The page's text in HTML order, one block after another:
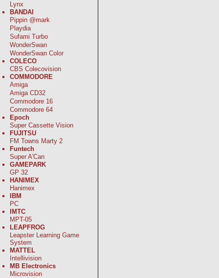
Lynx
BANDAI
Pippin @mark
Playdia
Sufami Turbo
WonderSwan
WonderSwan Color
COLECO
CBS Colecovision
COMMODORE
Amiga
Amiga CD32
Commodore 16
Commodore 64
Epoch
Super Cassette Vision
FUJITSU
FM Towns Marty 2
Funtech
Super A'Can
GAMEPARK
GP 32
HANIMEX
Hanimex
IBM
PC
IMTC
MPT-05
LEAPFROG
Leapster Learning Game
System
MATTEL
Intellivision
MB Electronics
Microvision